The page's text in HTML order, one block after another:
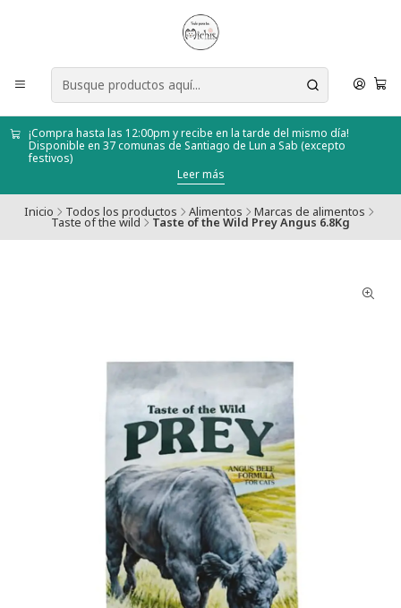
¡Compra hasta las 12:00pm y recibe en la tarde del mismo día!
Disponible en 37 comunas de Santiago de Lun a Sab (excepto
festivos)
Leer más
Inicio Todos los productos Alimentos Marcas de alimentos
Taste of the wild Taste of the Wild Prey Angus 6.8Kg